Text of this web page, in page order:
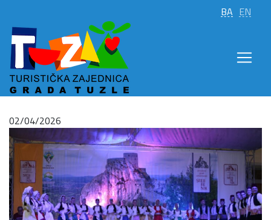
BA EN
02/04/2026